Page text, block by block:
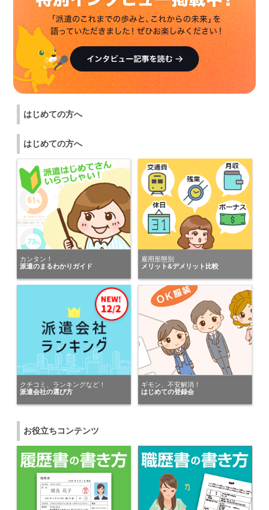
にキニナルを送りました。
静岡県の女性が
株式会社東京海上日動キャリアサービス 名古屋支社
にキニナルを送りました。
NDSキャリア株式会社
が静岡県の女性にキニナルを送りました。
愛知県の女性が
にキニナルを送りました。
愛知県の女性が
株式会社ホットスタッフ品川
にキニナルを送りました。
愛知県の男性が
株式会社スタッフサービス エンジニアリング事業…
にキニナルを送りました。
愛知県の女性が
にキニナルを送りました。
愛知県の男性が
株式会社アクセル
にキニナルを送りました。
愛知県の男性が
リバティー株式会社
にキニナルを送りました。
にキニナルを送りました。
株式会社スタッフサービス（オフィス事業部）
が静岡県の女性にキニナルを送りました。
愛知県の女性が
はじめての方へ
はじめての方へ
カンタン！
派遣のまるわかりガイド
雇用形態別
メリット&デメリット比較
クチコミ、ランキングなど！
派遣会社の選び方
ギモン、不安解消！
はじめての登録会
お役立ちコンテンツ